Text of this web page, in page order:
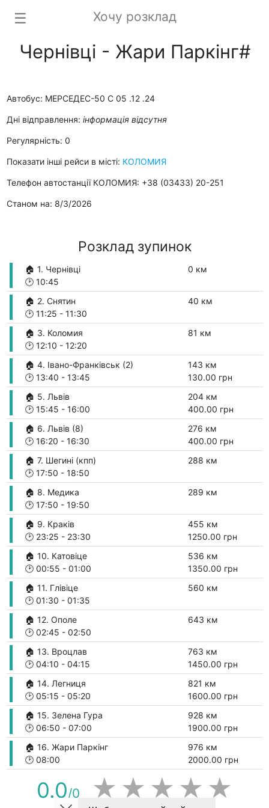
Хочу розклад
☰
Чернівці - Жари Паркінг#
Автобус: МЕРСЕДЕС-50 С 05 .12 .24
Дні відправлення: інформація відсутня
Регулярність: 0
Показати інші рейси в місті: КОЛОМИЯ
Телефон автостанції КОЛОМИЯ: +38 (03433) 20-251
Станом на: 8/3/2026
Розклад зупинок
🏠 1. Чернівці
🕑10:45
0 км
🏠 2. Снятин
🕑11:25 - 11:30
40 км
🏠 3. Коломия
🕑12:10 - 12:20
81 км
🏠 4. Івано-Франківськ (2)
🕑13:40 - 13:45
143 км
130.00 грн
🏠 5. Львів
🕑15:45 - 16:00
204 км
400.00 грн
🏠 6. Львів (8)
🕑16:20 - 16:30
276 км
400.00 грн
🏠 7. Шегині (кпп)
🕑17:50 - 18:50
288 км
🏠 8. Медика
🕑17:50 - 19:50
289 км
🏠 9. Краків
🕑23:25 - 23:30
455 км
1250.00 грн
🏠 10. Катовіце
🕑00:55 - 01:00
536 км
1350.00 грн
🏠 11. Глівіце
🕑01:30 - 01:35
560 км
🏠 12. Ополе
🕑02:45 - 02:50
643 км
🏠 13. Вроцлав
🕑04:10 - 04:15
763 км
1450.00 грн
🏠 14. Легниця
🕑05:15 - 05:20
821 км
1600.00 грн
🏠 15. Зелена Гура
🕑06:50 - 07:00
928 км
1900.00 грн
🏠 16. Жари Паркінг
🕑08:00
976 км
2000.00 грн
0.0/0 ★ ★ ★ ★ ★